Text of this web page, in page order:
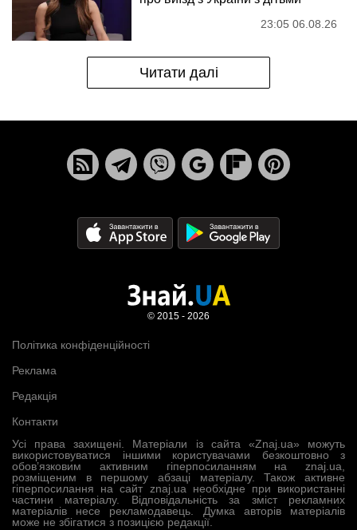
23:05 06.08.26
Читати далі
Усі права захищені. Матеріали із сайта «Znaj.ua» можуть
використовуватися іншими користувачами безкоштовно з
обов’язковим активним гіперпосиланням на znaj.ua,
розміщеним в першому абзаці матеріалу. Також активне
гіперпосилання на сайт znaj.ua необхідне при використанні
частини матеріалу. Відповідальність за зміст рекламних
матеріалів несе рекламодавець. Думка авторів матеріалів
може не збігатися з позицією редакції.
Політика конфіденційності
Реклама
Редакція
Контакти
© 2015 - 2026